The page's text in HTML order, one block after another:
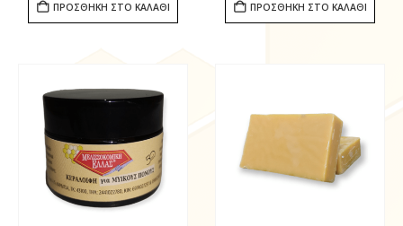
ΠΡΟΣΘΉΚΗ ΣΤΟ ΚΑΛΆΘΙ ΠΡΟΣΘΉΚΗ ΣΤΟ ΚΑΛΆΘΙ